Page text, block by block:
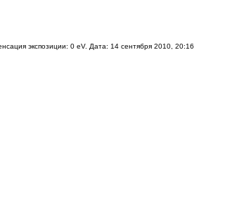
экспозиции: 0 eV. Дата: 14 сентября 2010, 20:16